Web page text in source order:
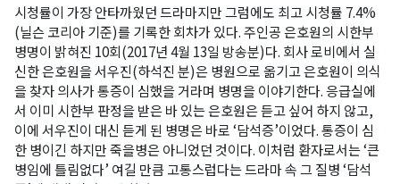
시청률이 가장 안타까웠던 드라마지만 그럼에도 최고 시청률 7.4%
(닐슨 코리아 기준)를 기록한 회차가 있다. 주인공 은호원의 시한부
병명이 밝혀진 10회(2017년 4월 13일 방송분)다. 회사 로비에서 실
신한 은호원을 서우진(하석진 분)은 병원으로 옮기고 은호원이 의식
을 찾자 의사가 통증이 심했을 거라며 병명을 이야기한다. 응급실에
서 이미 시한부 판정을 받은 바 있는 은호원은 듣고 싶어 하지 않고,
이에 서우진이 대신 듣게 된 병명은 바로 ‘담석증’이었다. 통증이 심
한 병이긴 하지만 죽을병은 아니었던 것이다. 이처럼 환자로서는 ‘큰
병임에 틀림없다’ 여길 만큼 고통스럽다는 드라마 속 그 질병 ‘담석